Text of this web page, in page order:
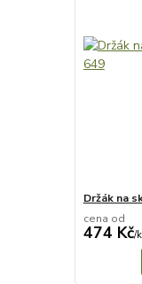
Držák na
cena od
474 Kč/